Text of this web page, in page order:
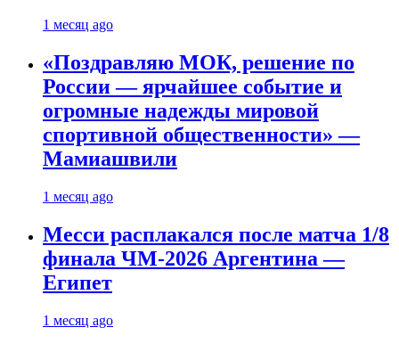
1 месяц ago
«Поздравляю МОК, решение по
России — ярчайшее событие и
огромные надежды мировой
спортивной общественности» —
Мамиашвили
1 месяц ago
Месси расплакался после матча 1/8
финала ЧМ-2026 Аргентина —
Египет
1 месяц ago